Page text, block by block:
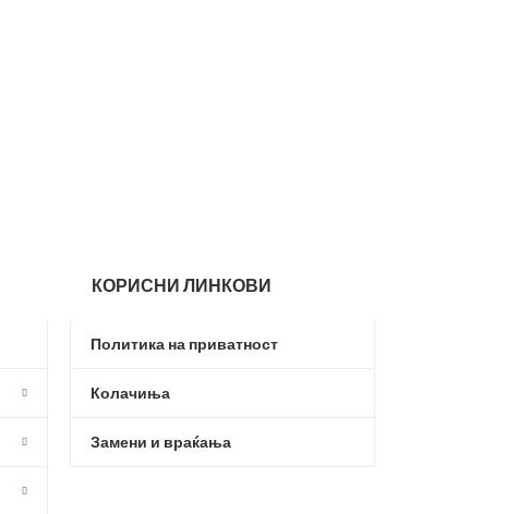
КОРИСНИ ЛИНКОВИ
Политика на приватност
Колачиња
Замени и враќања